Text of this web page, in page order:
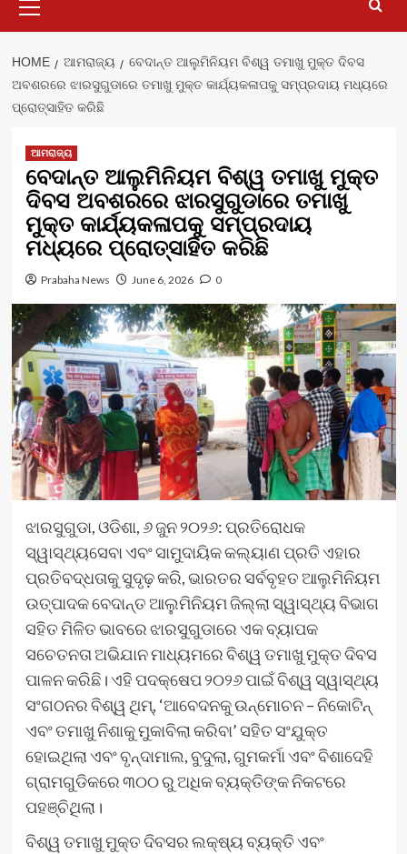
Menu
HOME ଆମରାଜ୍ୟ
ବେଦାନ୍ତ ଆଲୁମିନିୟମ ବିଶ୍ୱ ତମାଖୁ ମୁକ୍ତ ଦିବସ
ଅବଶରରେ ଝାରସୁଗୁଡାରେ ତମାଖୁ ମୁକ୍ତ କାର୍ଯ୍ୟକଳାପକୁ ସମ୍ପ୍ରଦାୟ ମଧ୍ୟରେ
ପ୍ରୋତ୍ସାହିତ କରିଛି
ଆମରାଜ୍ୟ
ବେଦାନ୍ତ ଆଲୁମିନିୟମ ବିଶ୍ୱ ତମାଖୁ ମୁକ୍ତ
ଦିବସ ଅବଶରରେ ଝାରସୁଗୁଡାରେ ତମାଖୁ
ମୁକ୍ତ କାର୍ଯ୍ୟକଳାପକୁ ସମ୍ପ୍ରଦାୟ
ମଧ୍ୟରେ ପ୍ରୋତ୍ସାହିତ କରିଛି
Prabaha News June 6, 2026 0
ଝାରସୁଗୁଡା, ଓଡିଶା, ୬ ଜୁନ ୨୦୨୬: ପ୍ରତିରୋଧକ
ସ୍ୱାସ୍ଥ୍ୟସେବା ଏବଂ ସାମୁଦାୟିକ କଲ୍ୟାଣ ପ୍ରତି ଏହାର
ପ୍ରତିବଦ୍ଧତାକୁ ସୁଦୃଢ଼ କରି, ଭାରତର ସର୍ବବୃହତ ଆଲୁମିନିୟମ
ଉତ୍ପାଦକ ବେଦାନ୍ତ ଆଲୁମିନିୟମ ଜିଲ୍ଲା ସ୍ୱାସ୍ଥ୍ୟ ବିଭାଗ
ସହିତ ମିଳିତ ଭାବରେ ଝାରସୁଗୁଡାରେ ଏକ ବ୍ୟାପକ
ସଚେତନତା ଅଭିଯାନ ମାଧ୍ୟମରେ ବିଶ୍ୱ ତମାଖୁ ମୁକ୍ତ ଦିବସ
ପାଳନ କରିଛି। ଏହି ପଦକ୍ଷେପ ୨୦୨୬ ପାଇଁ ବିଶ୍ୱ ସ୍ୱାସ୍ଥ୍ୟ
ସଂଗଠନର ବିଶ୍ୱ ଥିମ୍, ‘ଆବେଦନକୁ ଉନ୍ମୋଚନ – ନିକୋଟିନ୍
ଏବଂ ତମାଖୁ ନିଶାକୁ ମୁକାବିଲା କରିବା’ ସହିତ ସଂଯୁକ୍ତ
ହୋଇଥିଲା ଏବଂ ବୃନ୍ଦାମାଲ, ବୁଦୁଲା, ଗୁମକର୍ମା ଏବଂ ବିଶାଦେହି
ଗ୍ରାମଗୁଡିକରେ ୩୦୦ ରୁ ଅଧିକ ବ୍ୟକ୍ତିଙ୍କ ନିକଟରେ
ପହଞ୍ଚିଥିଲା।
ବିଶ୍ୱ ତମାଖୁ ମୁକ୍ତ ଦିବସର ଲକ୍ଷ୍ୟ ବ୍ୟକ୍ତି ଏବଂ